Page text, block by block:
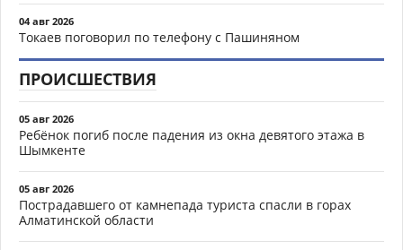
04 авг 2026
Токаев поговорил по телефону с Пашиняном
ПРОИСШЕСТВИЯ
05 авг 2026
Ребёнок погиб после падения из окна девятого этажа в
Шымкенте
05 авг 2026
Пострадавшего от камнепада туриста спасли в горах
Алматинской области